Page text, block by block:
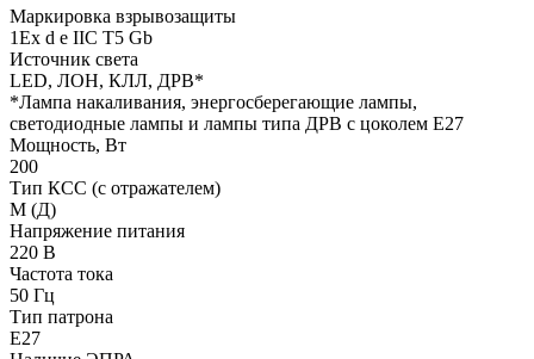
Маркировка взрывозащиты
1Ех d е IIC T5 Gb
Источник света
LED, ЛОН, КЛЛ, ДРВ*
*Лампа накаливания, энергосберегающие лампы,
светодиодные лампы и лампы типа ДРВ с цоколем Е27
Мощность, Вт
200
Тип КСС (с отражателем)
М (Д)
Напряжение питания
220 В
Частота тока
50 Гц
Тип патрона
Е27